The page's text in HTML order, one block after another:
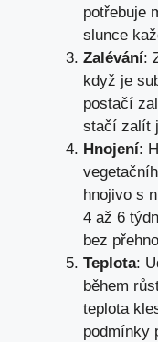
potřebuje
slunce
Zalévání:
když je
postačí
stačí zalít
Hnojení:
hnojivo s
4 až 6
bez
Teplota:
během
teplota
podmínky